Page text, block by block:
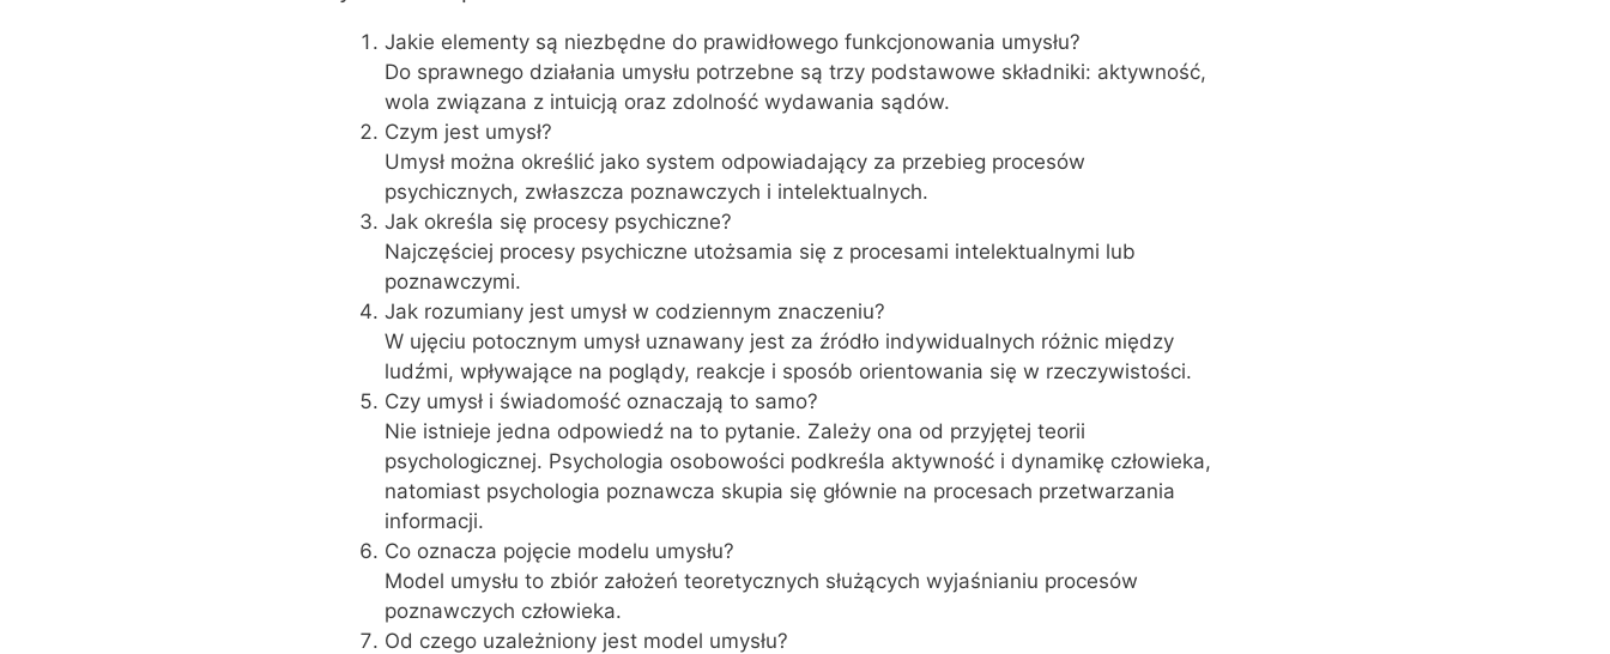
Jakie elementy są niezbędne do prawidłowego funkcjonowania umysłu?
Do sprawnego działania umysłu potrzebne są trzy podstawowe składniki: aktywność,
wola związana z intuicją oraz zdolność wydawania sądów.
Czym jest umysł?
Umysł można określić jako system odpowiadający za przebieg procesów
psychicznych, zwłaszcza poznawczych i intelektualnych.
Jak określa się procesy psychiczne?
Najczęściej procesy psychiczne utożsamia się z procesami intelektualnymi lub
poznawczymi.
Jak rozumiany jest umysł w codziennym znaczeniu?
W ujęciu potocznym umysł uznawany jest za źródło indywidualnych różnic między
ludźmi, wpływające na poglądy, reakcje i sposób orientowania się w rzeczywistości.
Czy umysł i świadomość oznaczają to samo?
Nie istnieje jedna odpowiedź na to pytanie. Zależy ona od przyjętej teorii
psychologicznej. Psychologia osobowości podkreśla aktywność i dynamikę człowieka,
natomiast psychologia poznawcza skupia się głównie na procesach przetwarzania
informacji.
Co oznacza pojęcie modelu umysłu?
Model umysłu to zbiór założeń teoretycznych służących wyjaśnianiu procesów
poznawczych człowieka.
Od czego uzależniony jest model umysłu?